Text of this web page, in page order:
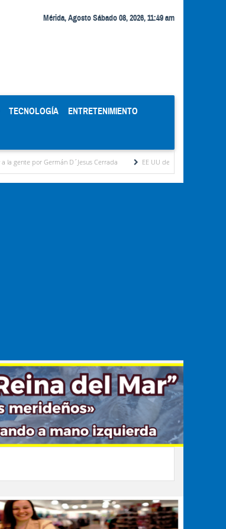
Mérida, Agosto Sábado 08, 2026, 11:49 am
TECNOLOGÍA ENTRETENIMIENTO
Germán D´Jesus Cerrada EE UU destinará 1.000 millones de